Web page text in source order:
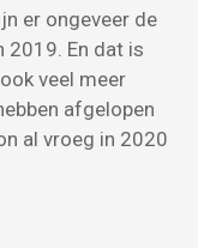
er ongeveer de
2019. En dat is
veel meer
afgelopen
al vroeg in 2020